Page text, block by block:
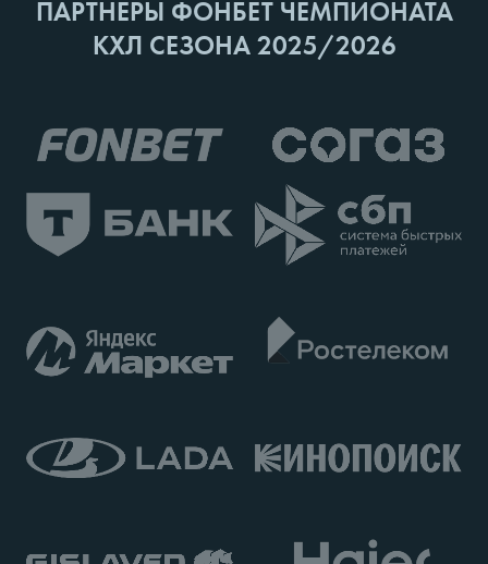
ПАРТНЕРЫ ФОНБЕТ ЧЕМПИОНАТА
КХЛ СЕЗОНА 2025/2026